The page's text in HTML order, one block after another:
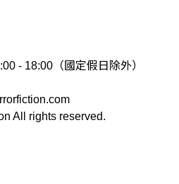
- 18:00（國定假日除外）
All rights reserved.